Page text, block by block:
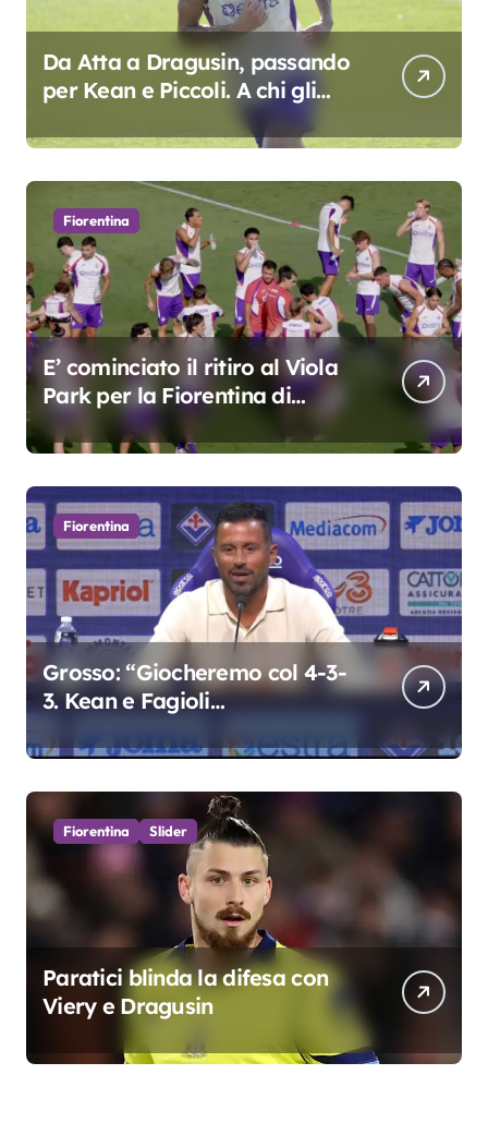
Da Atta a Dragusin, passando
per Kean e Piccoli. A chi gli
oscar del precampionato?
Fiorentina
E’ cominciato il ritiro al Viola
Park per la Fiorentina di
Grosso
Fiorentina
Grosso: “Giocheremo col 4-3-
3. Kean e Fagioli
colpo”
Fiorentina Slider
Paratici blinda la difesa con
Viery e Dragusin